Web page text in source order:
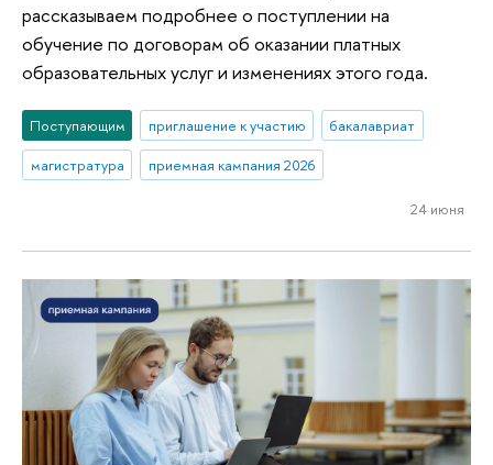
рассказываем подробнее о поступлении на
обучение по договорам об оказании платных
образовательных услуг и изменениях этого года.
Поступающим приглашение к участию
бакалавриат
магистратура
приемная кампания 2026
24 июня